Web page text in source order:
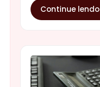
Continue lendo